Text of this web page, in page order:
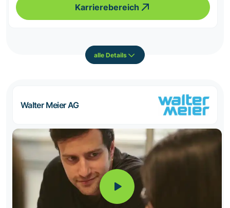
Karrierebereich
alle Details
Walter Meier AG